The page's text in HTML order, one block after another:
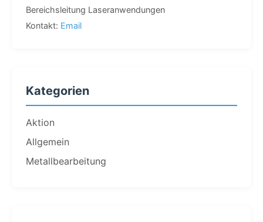
Bereichsleitung Laseranwendungen
Kontakt: Email
Kategorien
Aktion
Allgemein
Metallbearbeitung